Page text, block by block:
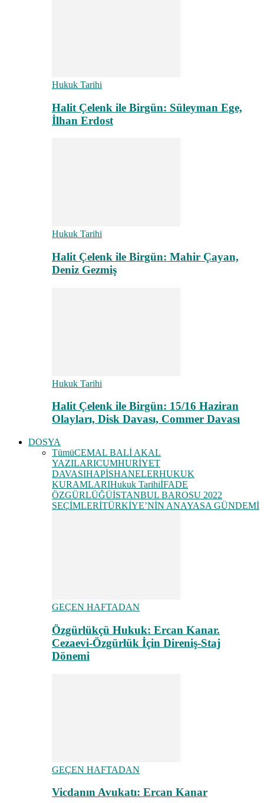
Hukuk Tarihi
Halit Çelenk ile Birgün: Süleyman Ege,
İlhan Erdost
Hukuk Tarihi
Halit Çelenk ile Birgün: Mahir Çayan,
Deniz Gezmiş
Hukuk Tarihi
Halit Çelenk ile Birgün: 15/16 Haziran
Olayları, Disk Davası, Commer Davası
DOSYA
TümüCEMAL BALİ AKAL
YAZILARICUMHURİYET
DAVASIHAPİSHANELERHUKUK
KURAMLARIHukuk TarihiİFADE
ÖZGÜRLÜĞÜİSTANBUL BAROSU 2022
SEÇİMLERİTÜRKİYE’NİN ANAYASA GÜNDEMİ
GEÇEN HAFTADAN
Özgürlükçü Hukuk: Ercan Kanar.
Cezaevi-Özgürlük İçin Direniş-Staj
Dönemi
GEÇEN HAFTADAN
Vicdanın Avukatı: Ercan Kanar